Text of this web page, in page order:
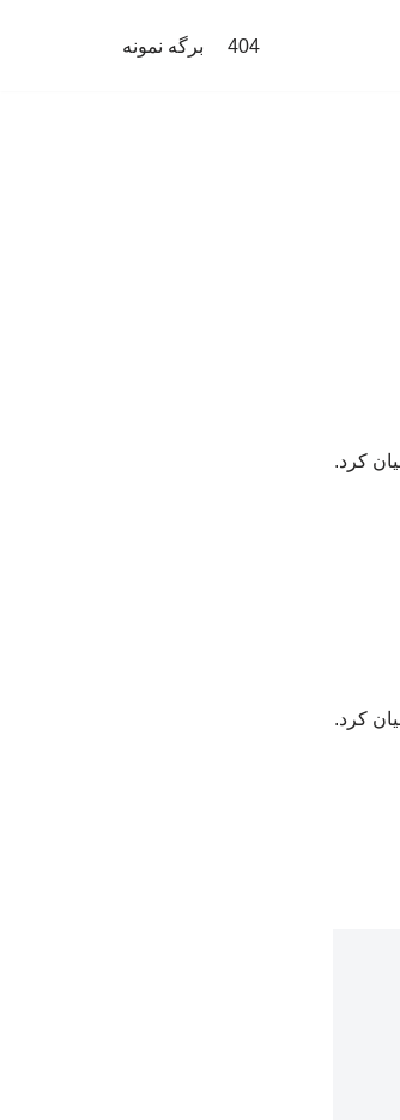
404 برگه نمونه
کرد.
کرد.